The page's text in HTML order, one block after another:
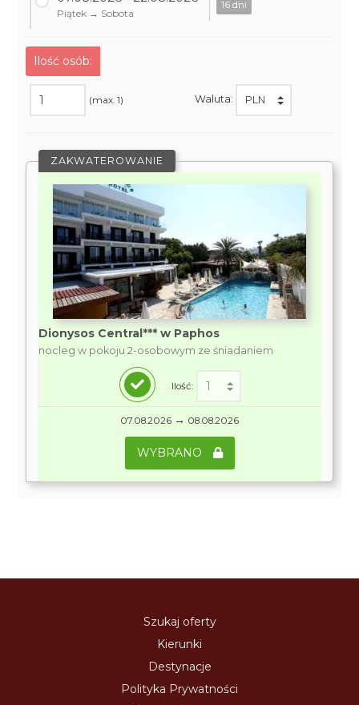
Piątek → Sobota
16 dni
Ilość osób:
(max. 1) Waluta:
ZAKWATEROWANIE
Dionysos Central*** w Paphos
nocleg w pokoju 2-osobowym ze śniadaniem
Ilość:
07.08.2026 → 08.08.2026
WYBRANO
Szukaj oferty
Kierunki
Destynacje
Polityka Prywatności